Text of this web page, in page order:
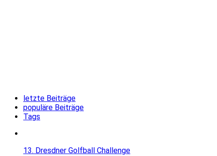
letzte Beiträge
populäre Beiträge
Tags
13. Dresdner Golfball Challenge